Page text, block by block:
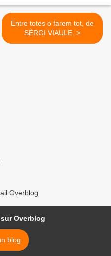
Entre totes o farem tot, de
SÈRGI VIAULE. >
Overblog
Overblog
blog